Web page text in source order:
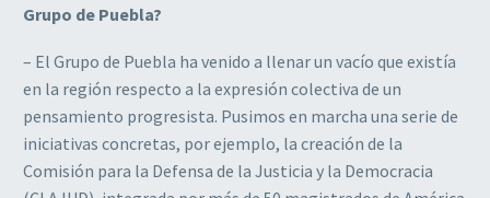
Grupo de Puebla?
– El Grupo de Puebla ha venido a llenar un vacío que existía
en la región respecto a la expresión colectiva de un
pensamiento progresista. Pusimos en marcha una serie de
iniciativas concretas, por ejemplo, la creación de la
Comisión para la Defensa de la Justicia y la Democracia